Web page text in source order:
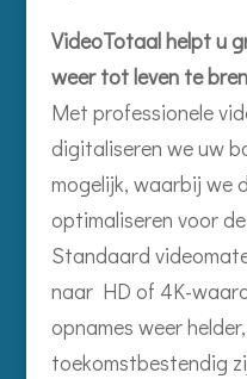
VideoTotaal helpt u
weer tot leven te
Met professionele
digitaliseren we uw
mogelijk, waarbij we
optimaliseren voor
Standaard
naar HD of 4K-
opnames weer
toekomstbestendig